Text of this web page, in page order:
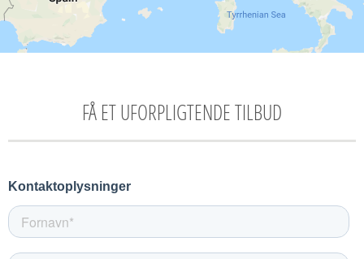
FÅ ET UFORPLIGTENDE TILBUD